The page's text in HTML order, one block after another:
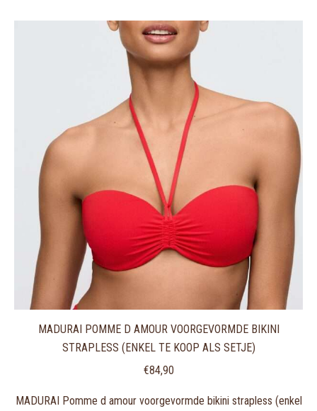
MADURAI POMME D AMOUR VOORGEVORMDE BIKINI
STRAPLESS (ENKEL TE KOOP ALS SETJE)
€84,90
MADURAI Pomme d amour voorgevormde bikini strapless (enkel